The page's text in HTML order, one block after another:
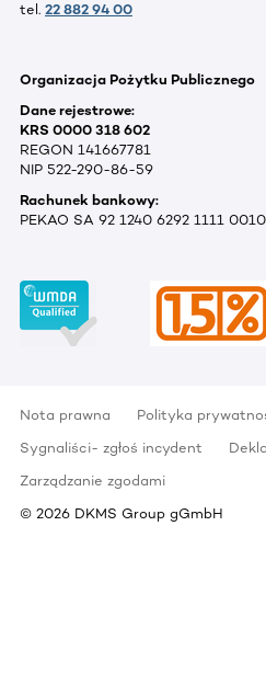
tel. 22 882 94 00
Organizacja Pożytku Publicznego
Dane rejestrowe:
KRS 0000 318 602
REGON 141667781
NIP 522-290-86-59
Rachunek bankowy:
PEKAO SA 92 1240 6292 1111
Nota prawna Polityka
Sygnaliści- zgłoś incydent
Zarządzanie zgodami
© 2026 DKMS Group gGmbH